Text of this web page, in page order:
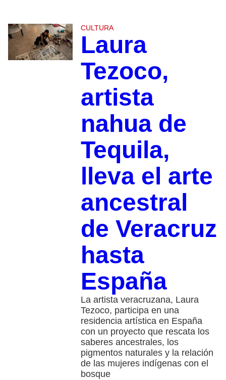
CULTURA
Laura
Tezoco,
artista
nahua de
Tequila,
lleva el arte
ancestral
de Veracruz
hasta
España
La artista veracruzana, Laura
Tezoco, participa en una
residencia artística en España
con un proyecto que rescata los
saberes ancestrales, los
pigmentos naturales y la relación
de las mujeres indígenas con el
bosque